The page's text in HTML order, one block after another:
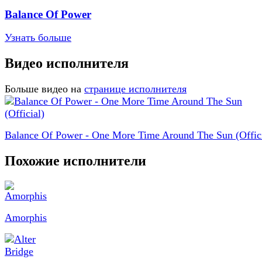
Balance Of Power
Узнать больше
Видео исполнителя
Больше видео на странице исполнителя
Balance Of Power - One More Time Around The Sun
Похожие исполнители
Amorphis